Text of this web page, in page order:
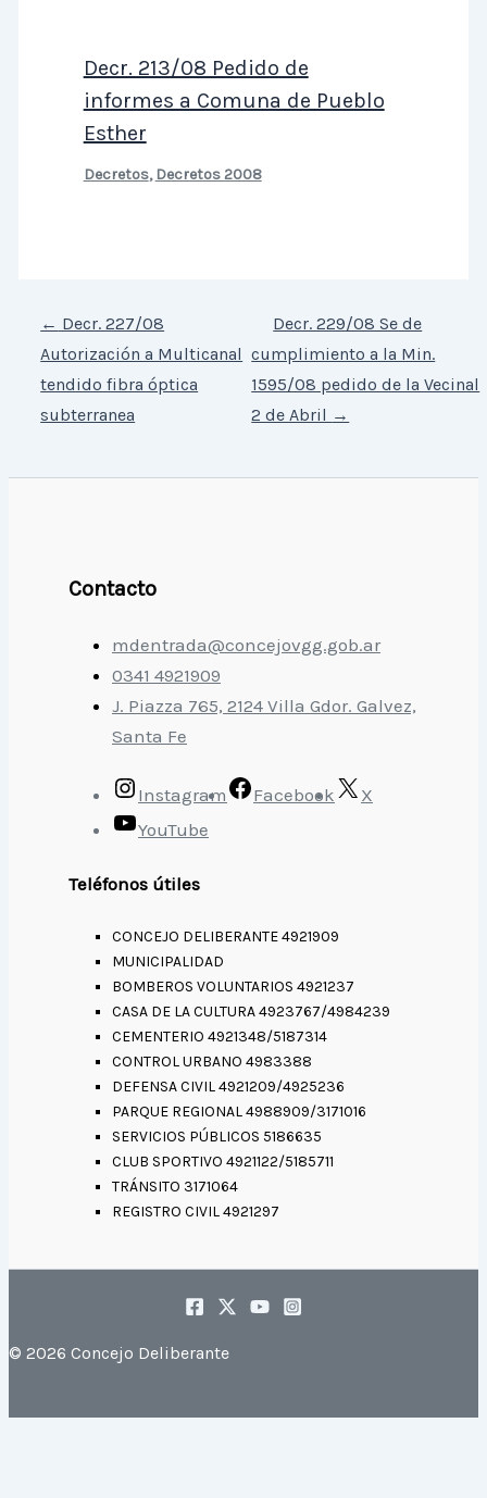
Decr. 213/08 Pedido de
informes a Comuna de Pueblo
Esther
Decretos, Decretos 2008
← Decr. 227/08
Autorización a Multicanal
tendido fibra óptica
subterranea
Decr. 229/08 Se de
cumplimiento a la Min.
1595/08 pedido de la Vecinal
2 de Abril →
Contacto
mdentrada@concejovgg.gob.ar
0341 4921909
J. Piazza 765, 2124 Villa Gdor. Galvez,
Santa Fe
Instagram Facebook
X
YouTube
Teléfonos útiles
CONCEJO DELIBERANTE 4921909
MUNICIPALIDAD
BOMBEROS VOLUNTARIOS 4921237
CASA DE LA CULTURA 4923767/4984239
CEMENTERIO 4921348/5187314
CONTROL URBANO 4983388
DEFENSA CIVIL 4921209/4925236
PARQUE REGIONAL 4988909/3171016
SERVICIOS PÚBLICOS 5186635
CLUB SPORTIVO 4921122/5185711
TRÁNSITO 3171064
REGISTRO CIVIL 4921297
© 2026 Concejo Deliberante